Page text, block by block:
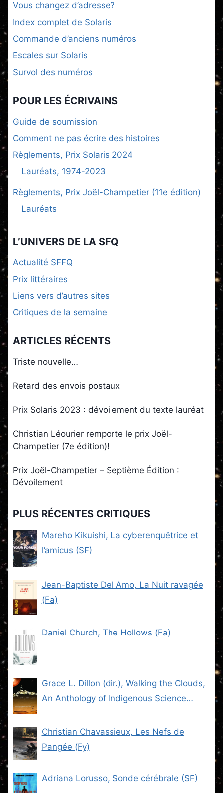
Vous changez d’adresse?
Index complet de Solaris
Commande d’anciens numéros
Escales sur Solaris
Survol des numéros
POUR LES ÉCRIVAINS
Guide de soumission
Comment ne pas écrire des histoires
Règlements, Prix Solaris 2024
Lauréats, 1974-2023
Règlements, Prix Joël-Champetier (11e édition)
Lauréats
L’UNIVERS DE LA SFQ
Actualité SFFQ
Prix littéraires
Liens vers d’autres sites
Critiques de la semaine
ARTICLES RÉCENTS
Triste nouvelle…
Retard des envois postaux
Prix Solaris 2023 : dévoilement du texte lauréat
Christian Léourier remporte le prix Joël-
Champetier (7e édition)!
Prix Joël-Champetier – Septième Édition :
Dévoilement
PLUS RÉCENTES CRITIQUES
Mareho Kikuishi, La cyberenquêtrice et
l’amicus (SF)
Jean-Baptiste Del Amo, La Nuit ravagée
(Fa)
Daniel Church, The Hollows (Fa)
Grace L. Dillon (dir.), Walking the Clouds,
An Anthology of Indigenous Science
Christian Chavassieux, Les Nefs de
Pangée (Fy)
Adriana Lorusso, Sonde cérébrale (SF)